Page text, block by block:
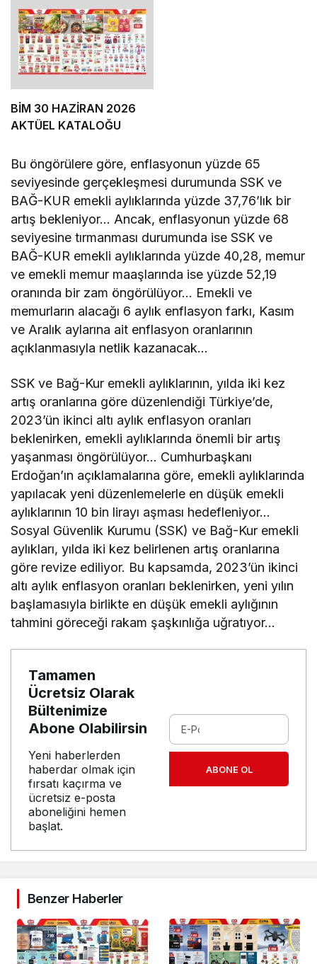
BİM 30 HAZİRAN 2026
AKTÜEL KATALOĞU
Bu öngörülere göre, enflasyonun yüzde 65
seviyesinde gerçekleşmesi durumunda SSK ve
BAĞ-KUR emekli aylıklarında yüzde 37,76’lık bir
artış bekleniyor… Ancak, enflasyonun yüzde 68
seviyesine tırmanması durumunda ise SSK ve
BAĞ-KUR emekli aylıklarında yüzde 40,28, memur
ve emekli memur maaşlarında ise yüzde 52,19
oranında bir zam öngörülüyor… Emekli ve
memurların alacağı 6 aylık enflasyon farkı, Kasım
ve Aralık aylarına ait enflasyon oranlarının
açıklanmasıyla netlik kazanacak…
SSK ve Bağ-Kur emekli aylıklarının, yılda iki kez
artış oranlarına göre düzenlendiği Türkiye’de,
2023’ün ikinci altı aylık enflasyon oranları
beklenirken, emekli aylıklarında önemli bir artış
yaşanması öngörülüyor… Cumhurbaşkanı
Erdoğan’ın açıklamalarına göre, emekli aylıklarında
yapılacak yeni düzenlemelerle en düşük emekli
aylıklarının 10 bin lirayı aşması hedefleniyor…
Sosyal Güvenlik Kurumu (SSK) ve Bağ-Kur emekli
aylıkları, yılda iki kez belirlenen artış oranlarına
göre revize ediliyor. Bu kapsamda, 2023’ün ikinci
altı aylık enflasyon oranları beklenirken, yeni yılın
başlamasıyla birlikte en düşük emekli aylığının
tahmini göreceği rakam şaşkınlığa uğratıyor…
Tamamen
Ücretsiz Olarak
Bültenimize
Abone Olabilirsin
Yeni haberlerden
haberdar olmak için
fırsatı kaçırma ve
ücretsiz e-posta
aboneliğini hemen
başlat.
ABONE OL
Benzer Haberler